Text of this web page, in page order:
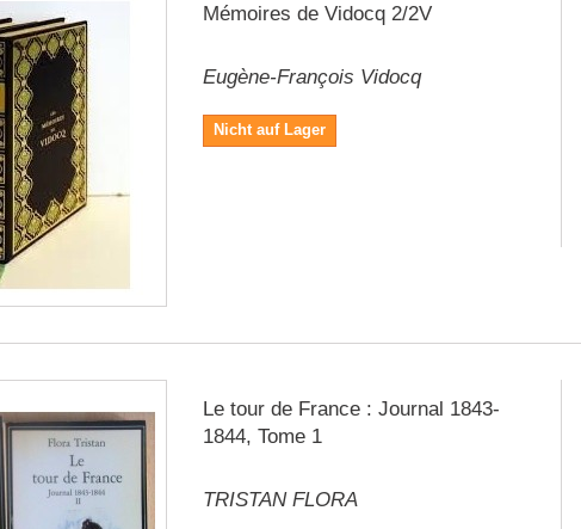
Mémoires de Vidocq 2/2V
Eugène-François Vidocq
Nicht auf Lager
Le tour de France : Journal 1843-
1844, Tome 1
TRISTAN FLORA